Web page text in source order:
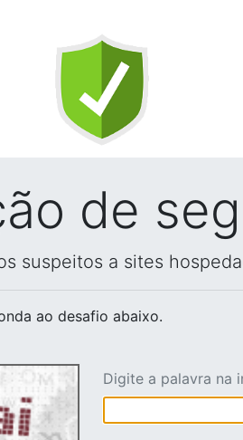
de
suspeitos a sites
ao desafio abaixo.
Digite a palavra na